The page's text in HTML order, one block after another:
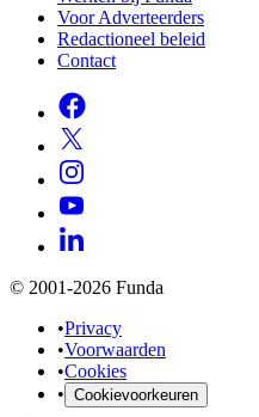
Voor Adverteerders
Redactioneel beleid
Contact
© 2001-2026 Funda
•Privacy
•Voorwaarden
•Cookies
• Cookievoorkeuren